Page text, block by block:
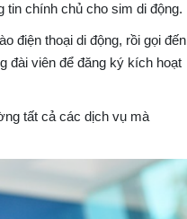
tin chính chủ cho sim di động.
điện thoại di động, rồi gọi đến
đài viên để đăng ký kích hoạt
tất cả các dịch vụ mà